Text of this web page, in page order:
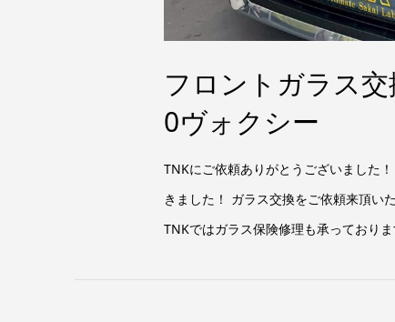
フロントガラス
0ヴォクシー
TNKにご依頼ありがとうございました
きました！ ガラス交換をご依頼来頂い
TNKではガラス保険修理も承っており